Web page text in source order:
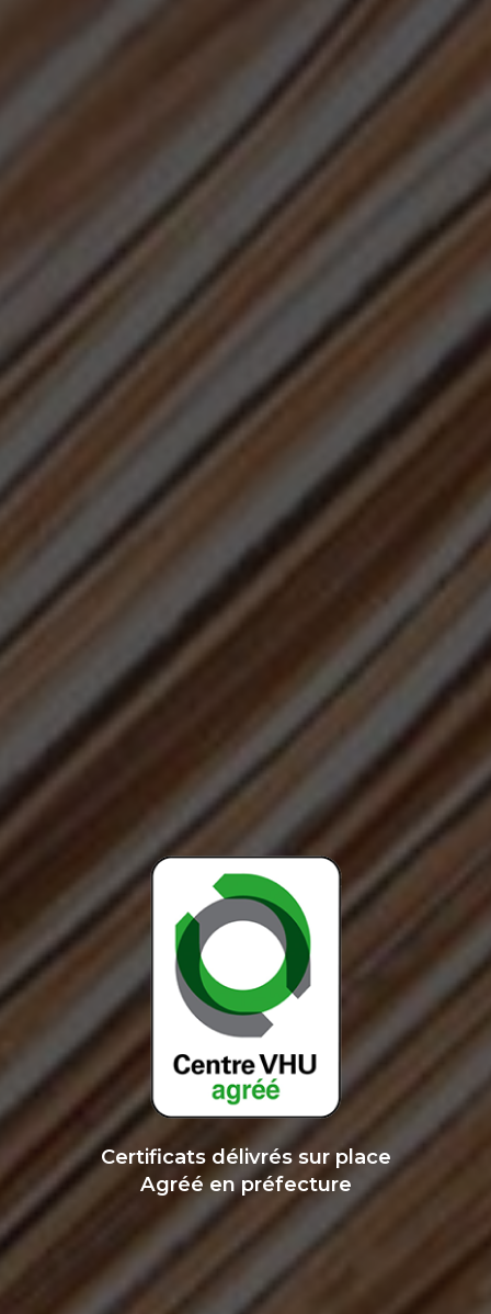
Certificats délivrés sur place
Agréé en préfecture